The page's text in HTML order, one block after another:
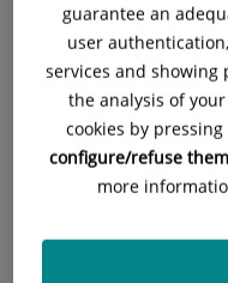
Se define como la
fuera de la cavidad
abdominal o pélvica.
reproductivos y se
que de las mujeres
endometriosis el 50%,
de las mujeres que
guarantee an
user
services and
the analysis of
cookies by
configure/refuse them
more